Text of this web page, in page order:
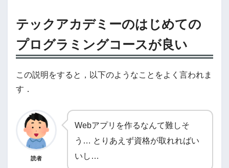
テックアカデミーのはじめての
プログラミングコースが良い
この説明をすると，以下のようなことをよく言われま
す．
読者
Webアプリを作るなんて難しそ
う… とりあえず資格が取れればい
いし…